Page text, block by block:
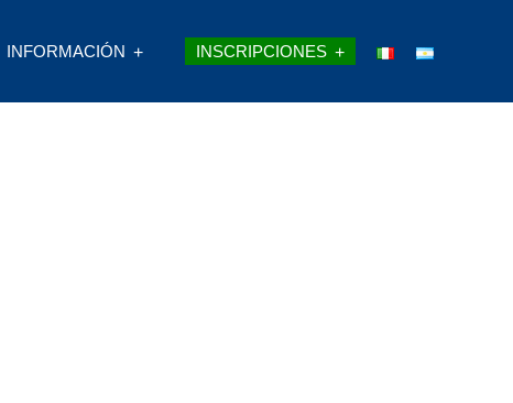
INFORMACIÓN INSCRIPCIONES